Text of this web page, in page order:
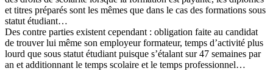
et titres préparés sont les mêmes que dans le cas des formations sous
statut étudiant…
Des contre parties existent cependant : obligation faite au candidat
de trouver lui même son employeur formateur, temps d’activité plus
lourd que sous statut étudiant puisque s’étalant sur 47 semaines par
an et additionnant le temps scolaire et le temps professionnel…